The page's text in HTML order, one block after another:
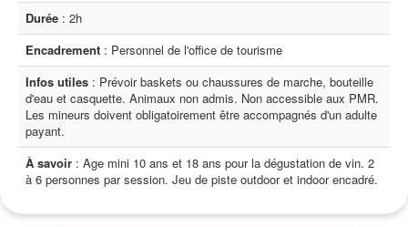
Durée : 2h
Encadrement : Personnel de l'office de tourisme
Infos utiles : Prévoir baskets ou chaussures de marche, bouteille
d'eau et casquette. Animaux non admis. Non accessible aux PMR.
Les mineurs doivent obligatoirement être accompagnés d'un adulte
payant.
À savoir : Age mini 10 ans et 18 ans pour la dégustation de vin. 2
à 6 personnes par session. Jeu de piste outdoor et indoor encadré.